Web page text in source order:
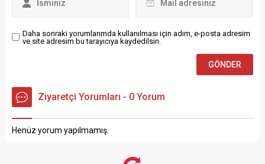
Daha sonraki yorumlarımda kullanılması için adım, e-posta adresim
ve site adresim bu tarayıcıya kaydedilsin.
Ziyaretçi Yorumları - 0 Yorum
Henüz yorum yapılmamış.